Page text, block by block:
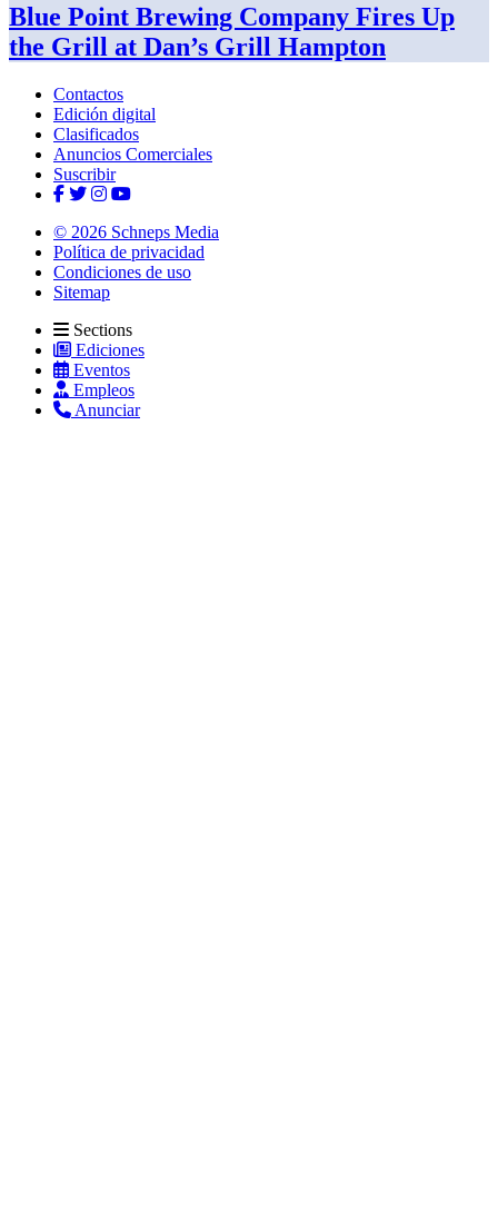
Blue Point Brewing Company Fires Up
the Grill at Dan’s Grill Hampton
Contactos
Edición digital
Clasificados
Anuncios Comerciales
Suscribir
© 2026 Schneps Media
Política de privacidad
Condiciones de uso
Sitemap
Sections
Ediciones
Eventos
Empleos
Anunciar